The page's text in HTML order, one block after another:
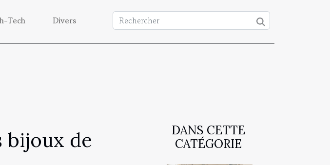
Tech Divers
bijoux de
DANS CETTE
CATÉGORIE